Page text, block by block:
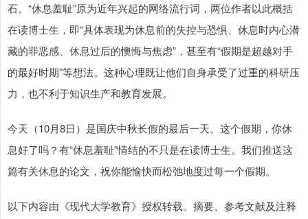
石。“休息羞耻”原为近年兴起的网络流行词，两位作者以此概括
在读博士生，即“具体表现为休息前的失控与恐惧、休息时内心潜
藏的罪恶感、休息过后的懊悔与焦虑”，甚至有“假期是超越对手
的最好时期”等想法。这种心理既让他们自身承受了过重的科研压
力，也不利于知识生产和教育发展。
今天（10月8日）是国庆中秋长假的最后一天。这个假期，你休
息好了吗？有“休息羞耻”情结的不只是在读博士生。我们推送这
篇有关休息的论文，祝你能愉快而松弛地度过每一个假期。
以下内容由《现代大学教育》授权转载。摘要、参考文献及注释